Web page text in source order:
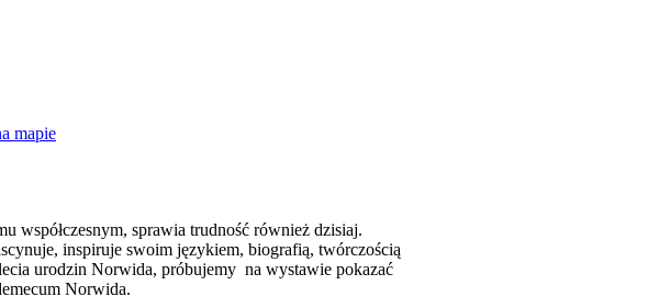
mapie
współczesnym, sprawia trudność również dzisiaj.
inspiruje swoim językiem, biografią, twórczością
urodzin Norwida, próbujemy na wystawie pokazać
Norwida.